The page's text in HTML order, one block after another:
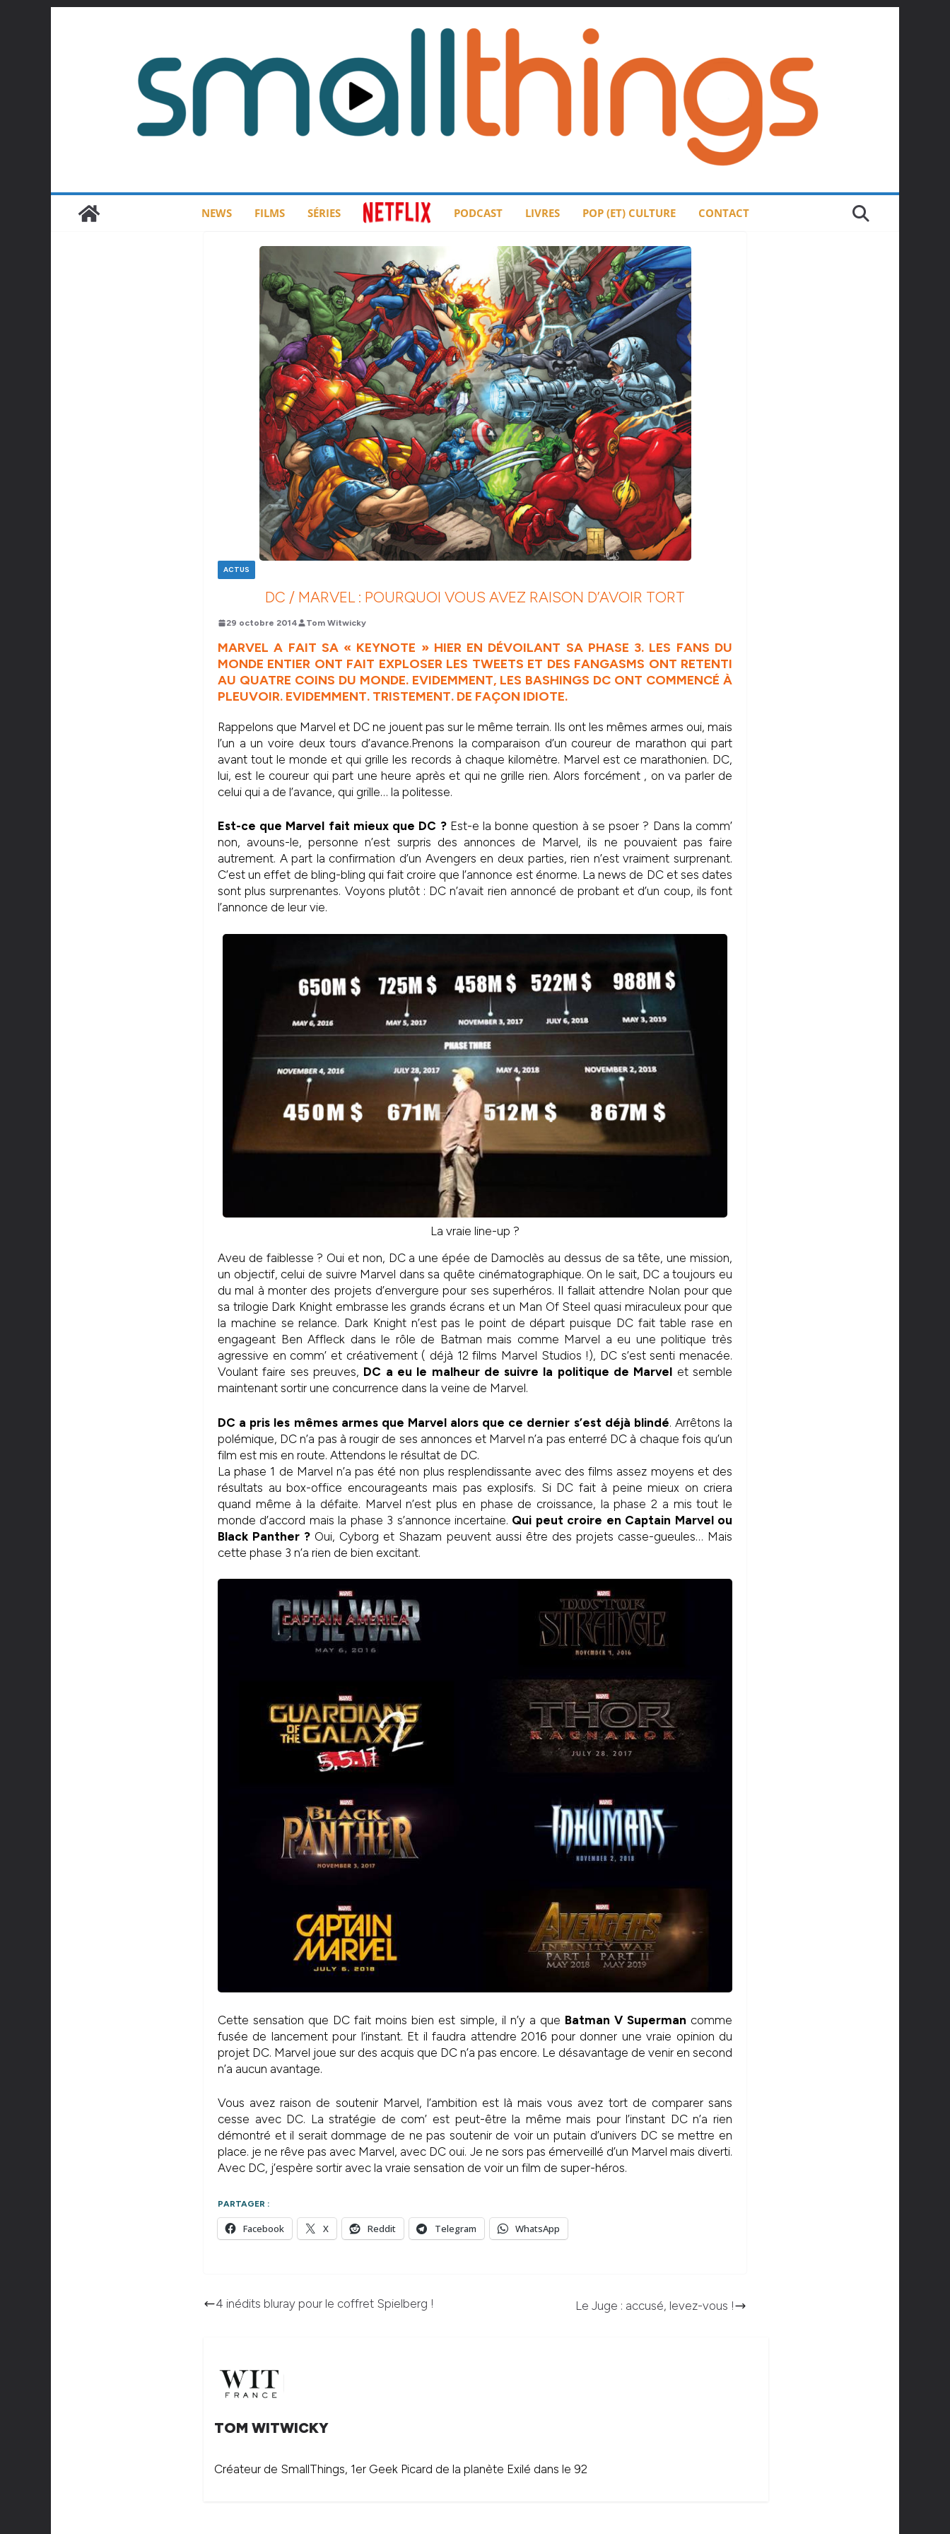
NEWS FILMS SÉRIES PODCAST LIVRES POP (ET) CULTURE CONTACT
ACTUS
DC / MARVEL : POURQUOI VOUS AVEZ RAISON D’AVOIR TORT
29 octobre 2014 Tom Witwicky
MARVEL A FAIT SA « KEYNOTE » HIER EN DÉVOILANT SA PHASE 3. LES FANS DU
MONDE ENTIER ONT FAIT EXPLOSER LES TWEETS ET DES FANGASMS ONT RETENTI
AU QUATRE COINS DU MONDE. EVIDEMMENT, LES BASHINGS DC ONT COMMENCÉ À
PLEUVOIR. EVIDEMMENT. TRISTEMENT. DE FAÇON IDIOTE.
Rappelons que Marvel et DC ne jouent pas sur le même terrain. Ils ont les mêmes armes oui, mais
l’un a un voire deux tours d’avance.Prenons la comparaison d’un coureur de marathon qui part
avant tout le monde et qui grille les records à chaque kilomètre. Marvel est ce marathonien. DC,
lui, est le coureur qui part une heure après et qui ne grille rien. Alors forcément , on va parler de
celui qui a de l’avance, qui grille… la politesse.
Est-ce que Marvel fait mieux que DC ?Est-e la bonne question à se psoer ? Dans la comm’
non, avouns-le, personne n’est surpris des annonces de Marvel, ils ne pouvaient pas faire
autrement. A part la confirmation d’un Avengers en deux parties, rien n’est vraiment surprenant.
C’est un effet de bling-bling qui fait croire que l’annonce est énorme. La news de DC et ses dates
sont plus surprenantes. Voyons plutôt : DC n’avait rien annoncé de probant et d’un coup, ils font
l’annonce de leur vie.
La vraie line-up ?
Aveu de faiblesse ? Oui et non, DC a une épée de Damoclès au dessus de sa tête, une mission,
un objectif, celui de suivre Marvel dans sa quête cinématographique. On le sait, DC a toujours eu
du mal à monter des projets d’envergure pour ses superhéros. Il fallait attendre Nolan pour que
sa trilogie Dark Knight embrasse les grands écrans et un Man Of Steel quasi miraculeux pour que
la machine se relance. Dark Knight n’est pas le point de départ puisque DC fait table rase en
engageant Ben Affleck dans le rôle de Batman mais comme Marvel a eu une politique très
agressive en comm’ et créativement ( déjà 12 films Marvel Studios !), DC s’est senti menacée.
Voulant faire ses preuves, DC a eu le malheur de suivre la politique de Marvel et semble
maintenant sortir une concurrence dans la veine de Marvel.
DC a pris les mêmes armes que Marvel alors que ce dernier s’est déjà blindé. Arrêtons la
polémique, DC n’a pas à rougir de ses annonces et Marvel n’a pas enterré DC à chaque fois qu’un
film est mis en route. Attendons le résultat de DC.
La phase 1 de Marvel n’a pas été non plus resplendissante avec des films assez moyens et des
résultats au box-office encourageants mais pas explosifs. Si DC fait à peine mieux on criera
quand même à la défaite. Marvel n’est plus en phase de croissance, la phase 2 a mis tout le
monde d’accord mais la phase 3 s’annonce incertaine. Qui peut croire en Captain Marvel ou
Black Panther ? Oui, Cyborg et Shazam peuvent aussi être des projets casse-gueules… Mais
cette phase 3 n’a rien de bien excitant.
Cette sensation que DC fait moins bien est simple, il n’y a que Batman V Superman comme
fusée de lancement pour l’instant. Et il faudra attendre 2016 pour donner une vraie opinion du
projet DC. Marvel joue sur des acquis que DC n’a pas encore. Le désavantage de venir en second
n’a aucun avantage.
Vous avez raison de soutenir Marvel, l’ambition est là mais vous avez tort de comparer sans
cesse avec DC. La stratégie de com’ est peut-être la même mais pour l’instant DC n’a rien
démontré et il serait dommage de ne pas soutenir de voir un putain d’univers DC se mettre en
place. je ne rêve pas avec Marvel, avec DC oui. Je ne sors pas émerveillé d’un Marvel mais diverti.
Avec DC, j’espère sortir avec la vraie sensation de voir un film de super-héros.
PARTAGER :
Facebook X Reddit Telegram WhatsApp
4 inédits bluray pour le coffret Spielberg ! Le Juge : accusé, levez-vous !
TOM WITWICKY
Créateur de SmallThings, 1er Geek Picard de la planète Exilé dans le 92